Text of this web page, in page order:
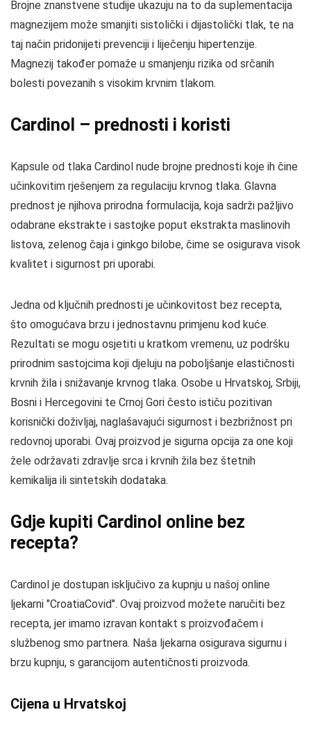
Brojne znanstvene studije ukazuju na to da suplementacija
magnezijem može smanjiti sistolički i dijastolički tlak, te na
taj način pridonijeti prevenciji i liječenju hipertenzije.
Magnezij također pomaže u smanjenju rizika od srčanih
bolesti povezanih s visokim krvnim tlakom.
Cardinol – prednosti i koristi
Kapsule od tlaka Cardinol nude brojne prednosti koje ih čine
učinkovitim rješenjem za regulaciju krvnog tlaka. Glavna
prednost je njihova prirodna formulacija, koja sadrži pažljivo
odabrane ekstrakte i sastojke poput ekstrakta maslinovih
listova, zelenog čaja i ginkgo bilobe, čime se osigurava visok
kvalitet i sigurnost pri uporabi.
Jedna od ključnih prednosti je učinkovitost bez recepta,
što omogućava brzu i jednostavnu primjenu kod kuće.
Rezultati se mogu osjetiti u kratkom vremenu, uz podršku
prirodnim sastojcima koji djeluju na poboljšanje elastičnosti
krvnih žila i snižavanje krvnog tlaka. Osobe u Hrvatskoj, Srbiji,
Bosni i Hercegovini te Crnoj Gori često ističu pozitivan
korisnički doživljaj, naglašavajući sigurnost i bezbrižnost pri
redovnoj uporabi. Ovaj proizvod je sigurna opcija za one koji
žele održavati zdravlje srca i krvnih žila bez štetnih
kemikalija ili sintetskih dodataka.
Gdje kupiti Cardinol online bez
recepta?
Cardinol je dostupan isključivo za kupnju u našoj online
ljekarni "CroatiaCovid". Ovaj proizvod možete naručiti bez
recepta, jer imamo izravan kontakt s proizvođačem i
službenog smo partnera. Naša ljekarna osigurava sigurnu i
brzu kupnju, s garancijom autentičnosti proizvoda.
Cijena u Hrvatskoj